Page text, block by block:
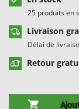
D
Beta tools
Bissell
Black &
BlackStone
Bomet
25 produits en
Livraison
Délai de
Retour